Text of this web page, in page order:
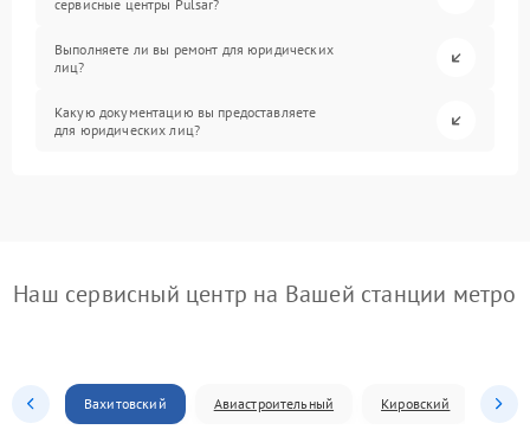
сервисные центры Pulsar?
Выполняете ли вы ремонт для юридических
лиц?
Какую документацию вы предоставляете
для юридических лиц?
Наш сервисный центр на Вашей станции метро
Вахитовский Авиастроительный Кировский